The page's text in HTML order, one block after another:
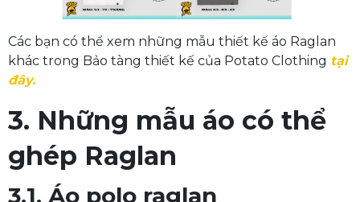
Các bạn có thể xem những mẫu thiết kế áo Raglan
khác trong Bảo tàng thiết kế của Potato Clothing tại
đây.
3. Những mẫu áo có thể
ghép Raglan
3.1. Áo polo raglan